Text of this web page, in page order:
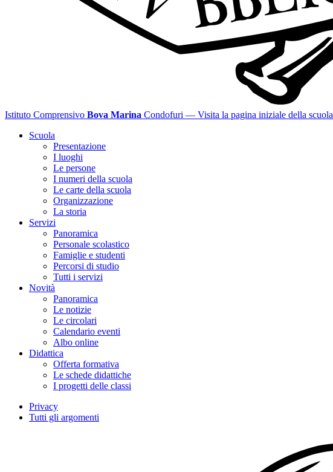
Istituto Comprensivo Bova Marina Condofuri — Visita la pagina iniziale della scuola
Scuola
Presentazione
I luoghi
Le persone
I numeri della scuola
Le carte della scuola
Organizzazione
La storia
Servizi
Panoramica
Personale scolastico
Famiglie e studenti
Percorsi di studio
Tutti i servizi
Novità
Panoramica
Le notizie
Le circolari
Calendario eventi
Albo online
Didattica
Offerta formativa
Le schede didattiche
I progetti delle classi
Privacy
Tutti gli argomenti